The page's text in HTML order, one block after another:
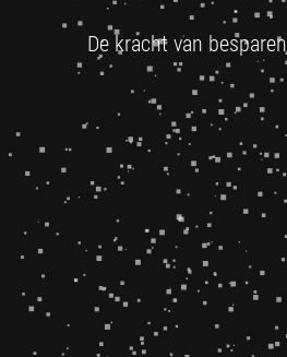
De kracht van besparen